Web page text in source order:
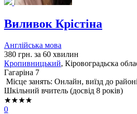
Виливок Крістіна
Англійська мова
380 грн. за 60 хвилин
Кропивницький, Кіровоградьска
Гагаріна 7
Місце занять: Онлайн, виїзд до
Шкільний вчитель (досвід 8 років)
★★★★
0